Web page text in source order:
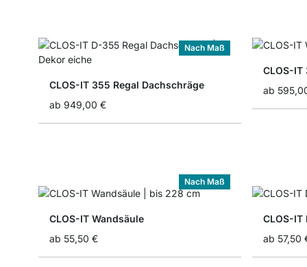
Nach Maß
CLOS-IT 355 Regal Dachschräge
ab 949,00 €
CLOS-
ab
Nach Maß
CLOS-IT Wandsäule
ab 55,50 €
CLOS-IT
ab 57,50